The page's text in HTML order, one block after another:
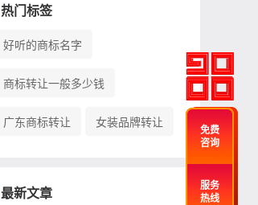
热门标签
好听的商标名字
商标转让一般多少钱
广东商标转让 女装品牌转让
最新文章
免费
咨询
服务
热线